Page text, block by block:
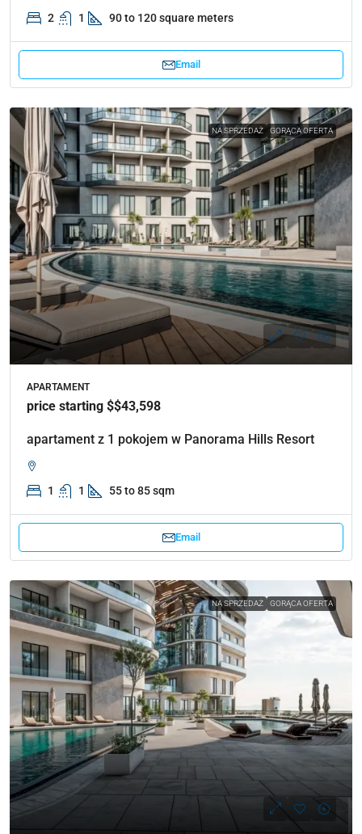
2 1 90 to 120 square meters
Email
NA SPRZEDAŻ GORĄCA OFERTA
APARTAMENT
price starting $$43,598
apartament z 1 pokojem w Panorama Hills Resort
1 1 55 to 85 sqm
Email
NA SPRZEDAŻ GORĄCA OFERTA